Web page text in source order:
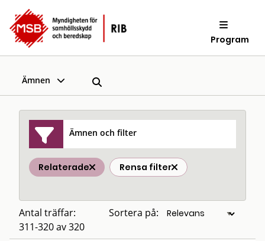
Program
Ämnen
Ämnen och filter
Relaterade Rensa filter
Antal träffar:
311-320 av 320
Sortera på: